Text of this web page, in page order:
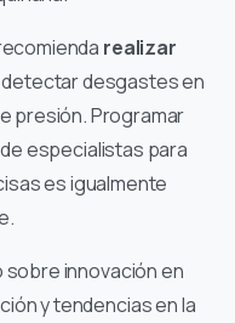
realizar
desgastes en
presión. Programar
especialistas para
es igualmente
innovación en
y tendencias en la